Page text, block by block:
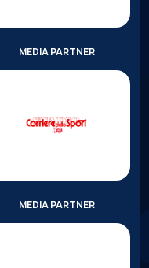
MEDIA PARTNER
MEDIA PARTNER